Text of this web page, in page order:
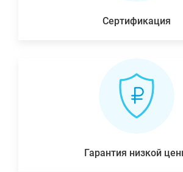
Сертификация
Гарантия низкой